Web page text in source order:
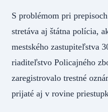
S problémom pri
stretáva aj štátna polícia,
mestského zastupiteľstva
riaditeľstvo Policajného
zaregistrovalo trestné
prijaté aj v rovine